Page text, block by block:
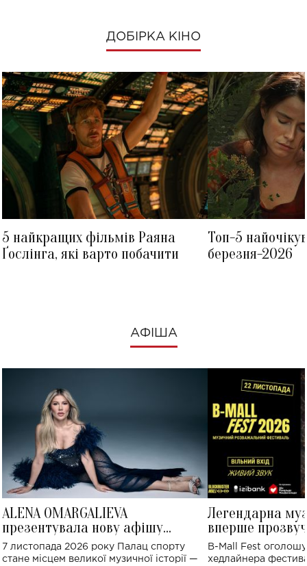
ДОБІРКА КІНО
5 найкращих фільмів Раяна
Ґослінга, які варто побачити
Топ-5
березня-2026
АФІША
ALENA OMARGALIEVA
презентувала нову афішу
великого концерту в Палаці
спорту
7 листопада 2026 року Палац спорту
стане місцем великої музичної історії —
Легендарна
вперше
Україні: де
B-Mall Fest
хедлайнера